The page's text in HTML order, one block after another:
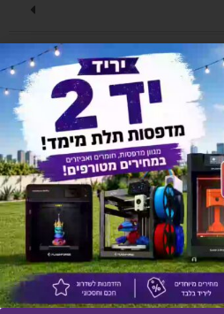
אליך בהקדם!
אותך גם